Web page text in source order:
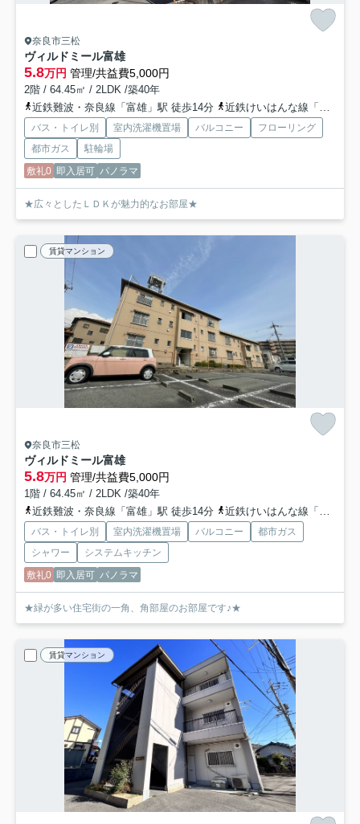
奈良市三松
ヴィルドミール富雄
5.8万円 管理/共益費5,000円
2階 / 64.45㎡ / 2LDK /築40年
近鉄難波・奈良線「富雄」駅 徒歩14分
近鉄けいはんな線「学研北生駒」駅 バス16分 奈良交通「三松橋」 停歩8分
バス・トイレ別 室内洗濯機置場 バルコニー
フローリング
都市ガス
駐輪場
敷礼0 即入居可 パノラマ
★広々としたＬＤＫが魅力的なお部屋★
賃貸マンション
奈良市三松
ヴィルドミール富雄
5.8万円 管理/共益費5,000円
1階 / 64.45㎡ / 2LDK /築40年
近鉄難波・奈良線「富雄」駅 徒歩14分
近鉄けいはんな線「学研北生駒」駅 バス16分 奈良交通「三松橋」 停歩8分
バス・トイレ別 室内洗濯機置場 バルコニー
都市ガス
シャワー
システムキッチン
敷礼0 即入居可 パノラマ
★緑が多い住宅街の一角、角部屋のお部屋です♪★
賃貸マンション